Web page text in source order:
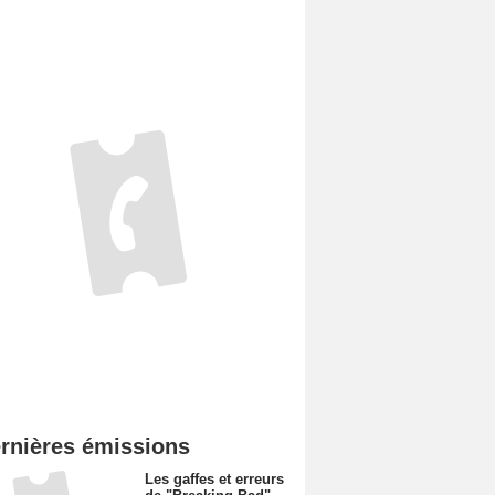
émissions
Les gaffes et erreurs